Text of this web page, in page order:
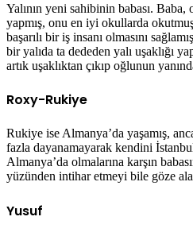
Yalının yeni sahibinin babası.
yapmış, onu en iyi okullarda
başarılı bir iş insanı olmasını
bir yalıda ta dededen yalı uşaklığı
artık uşaklıktan çıkıp oğlunun
Roxy-Rukiye
Rukiye ise Almanya’da yaşamış,
fazla dayanamayarak kendini
Almanya’da olmalarına karşın
yüzünden intihar etmeyi bile göze
Yusuf